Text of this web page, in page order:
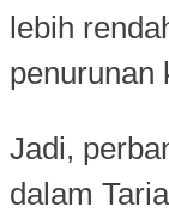
lebih
penurunan
Jadi,
dalam